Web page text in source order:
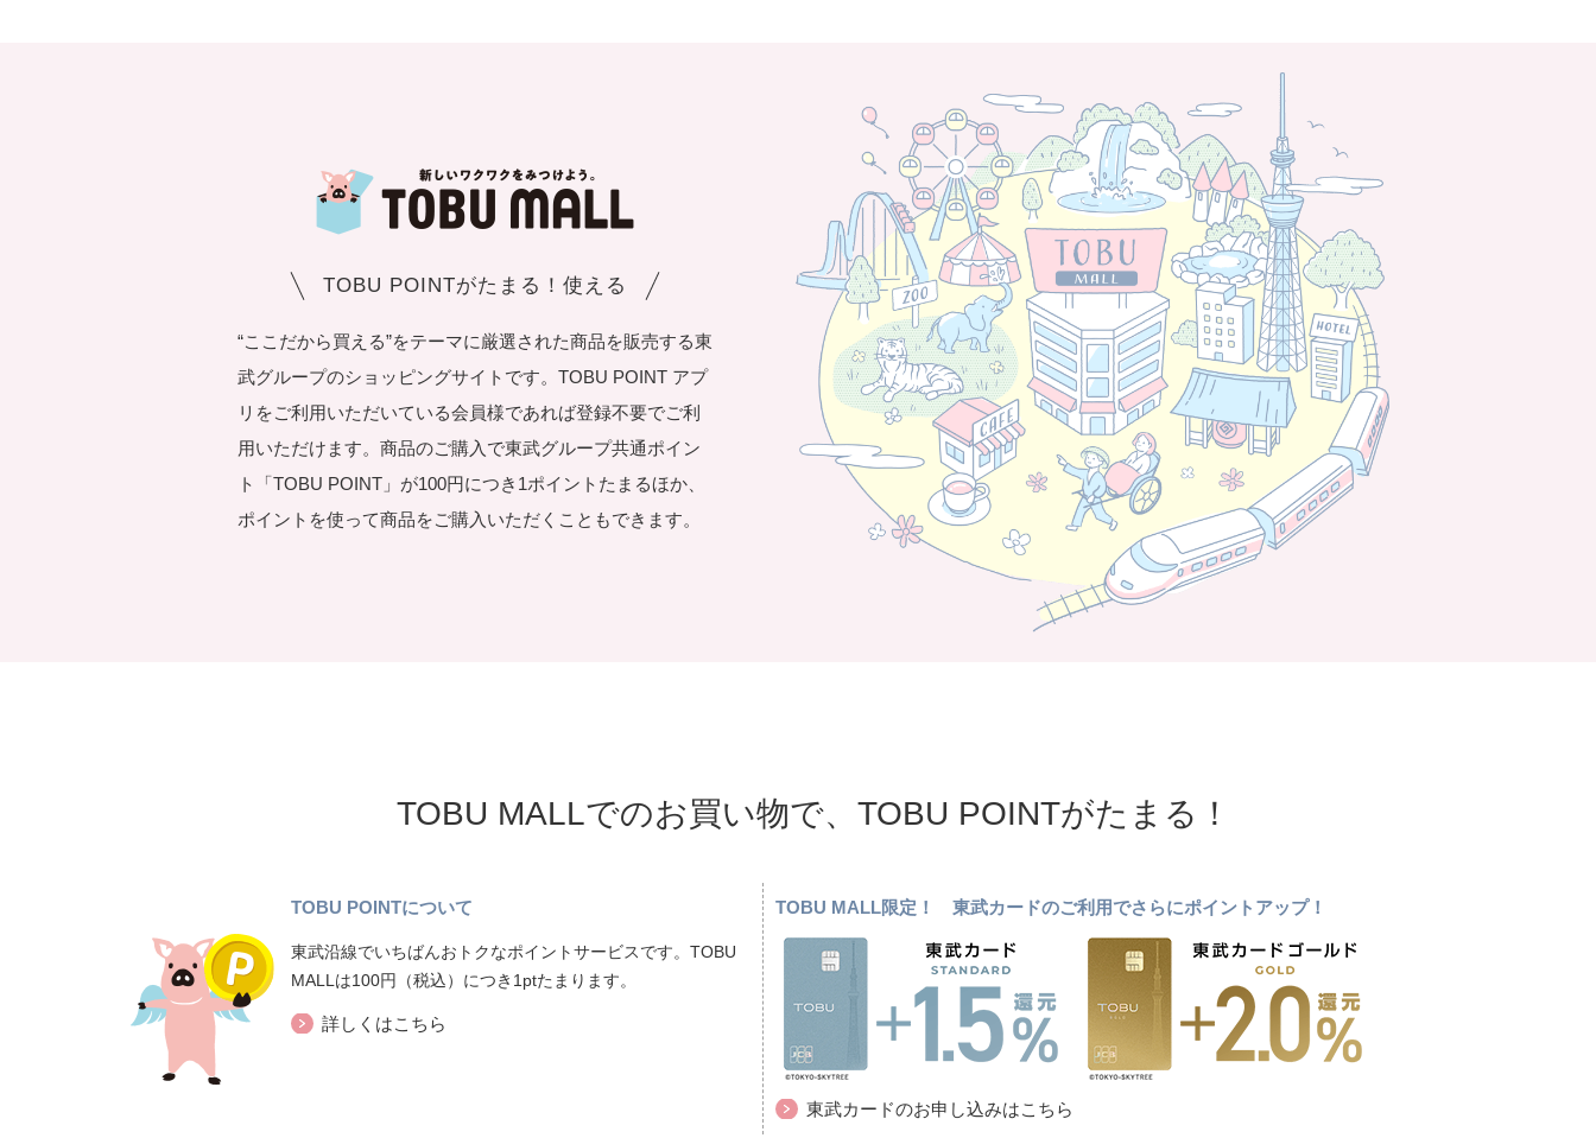
TOBU POINTがたまる！使える
“ここだから買える”をテーマに厳選された商品を販売する東
武グループのショッピングサイトです。TOBU POINT アプ
リをご利用いただいている会員様であれば登録不要でご利
用いただけます。商品のご購入で東武グループ共通ポイン
ト「TOBU POINT」が100円につき1ポイントたまるほか、
ポイントを使って商品をご購入いただくこともできます。
TOBU MALLでのお買い物で、TOBU POINTがたまる！
TOBU POINTについて
東武沿線でいちばんおトクなポイントサービスです。TOBU
MALLは100円（税込）につき1ptたまります。
詳しくはこちら
TOBU MALL限定！ 東武カードのご利用でさらにポイントアップ！
東武カードのお申し込みはこちら